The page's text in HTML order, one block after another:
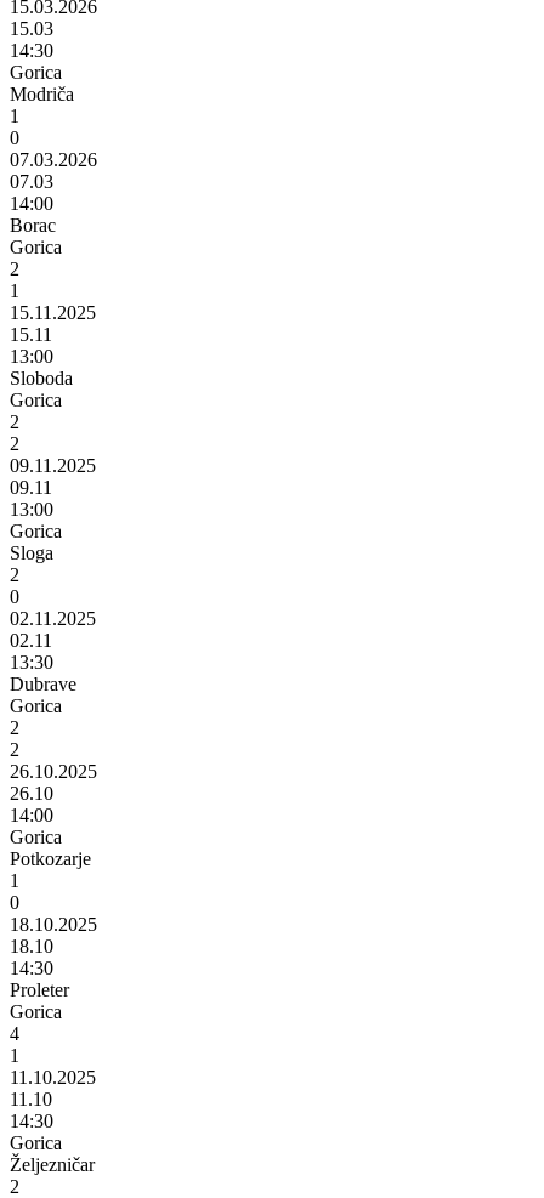
15.03.2026
15.03
14:30
Gorica
Modriča
1
0
07.03.2026
07.03
14:00
Borac
Gorica
2
1
15.11.2025
15.11
13:00
Sloboda
Gorica
2
2
09.11.2025
09.11
13:00
Gorica
Sloga
2
0
02.11.2025
02.11
13:30
Dubrave
Gorica
2
2
26.10.2025
26.10
14:00
Gorica
Potkozarje
1
0
18.10.2025
18.10
14:30
Proleter
Gorica
4
1
11.10.2025
11.10
14:30
Gorica
Željezničar
2